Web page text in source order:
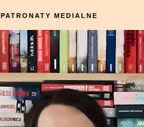
PATRONATY MEDIALNE